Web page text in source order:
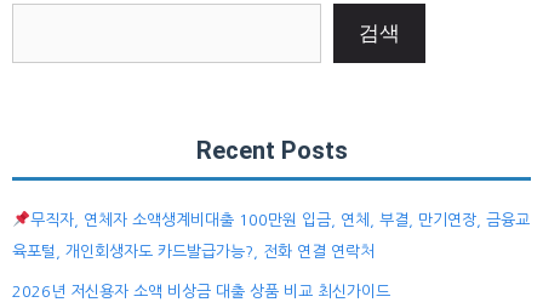
검색
Recent Posts
무직자, 연체자 소액생계비대출 100만원 입금, 연체, 부결, 만기연장, 금융교
육포털, 개인회생자도 카드발급가능?, 전화 연결 연락처
2026년 저신용자 소액 비상금 대출 상품 비교 최신가이드